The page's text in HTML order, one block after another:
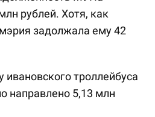
рублей. Хотя, как
задолжала ему 42
троллейбуса
направлено 5,13 млн